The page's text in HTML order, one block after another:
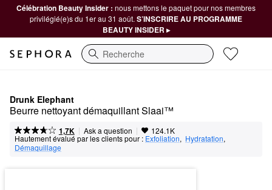
Célébration Beauty Insider : nous mettons le paquet pour nos membres
privilégié(e)s du 1er au 31 août. S’INSCRIRE AU PROGRAMME
BEAUTY INSIDER ▸
Recherche
Drunk Elephant
Beurre nettoyant démaquillant Slaai™
1,7K | Ask a question | 124.1K
Hautement évalué par les clients pour : Exfoliation, Hydratation,
Démaquillage